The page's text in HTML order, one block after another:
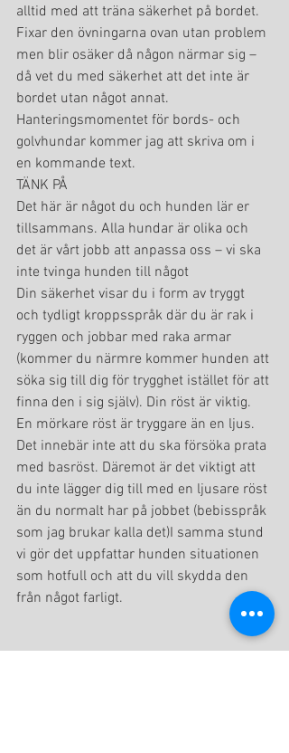
alltid med att träna säkerhet på bordet.
Fixar den övningarna ovan utan problem
men blir osäker då någon närmar sig –
då vet du med säkerhet att det inte är
bordet utan något annat.
Hanteringsmomentet för bords- och
golvhundar kommer jag att skriva om i
en kommande text.
TÄNK PÅ
Det här är något du och hunden lär er
tillsammans. Alla hundar är olika och
det är vårt jobb att anpassa oss – vi ska
inte tvinga hunden till något
Din säkerhet visar du i form av tryggt
och tydligt kroppsspråk där du är rak i
ryggen och jobbar med raka armar
(kommer du närmre kommer hunden att
söka sig till dig för trygghet istället för att
finna den i sig själv). Din röst är viktig.
En mörkare röst är tryggare än en ljus.
Det innebär inte att du ska försöka prata
med basröst. Däremot är det viktigt att
du inte lägger dig till med en ljusare röst
än du normalt har på jobbet (bebisspråk
som jag brukar kalla det)I samma stund
vi gör det uppfattar hunden situationen
som hotfull och att du vill skydda den
från något farligt.